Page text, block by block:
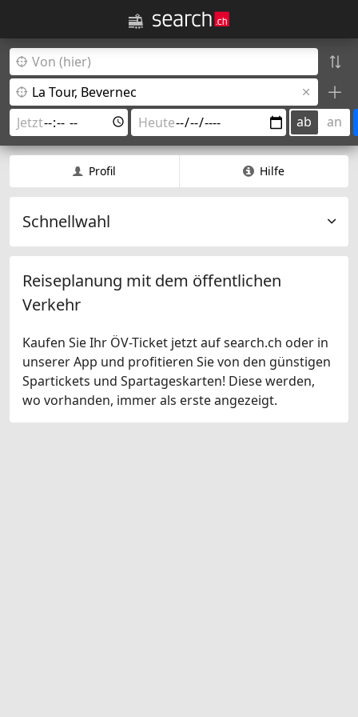
ab an
Profil Hilfe
Schnellwahl
Reiseplanung mit dem öffentlichen
Verkehr
Kaufen Sie Ihr ÖV-Ticket jetzt auf search.ch oder in
unserer App und profitieren Sie von den günstigen
Spartickets und Spartageskarten! Diese werden,
wo vorhanden, immer als erste angezeigt.